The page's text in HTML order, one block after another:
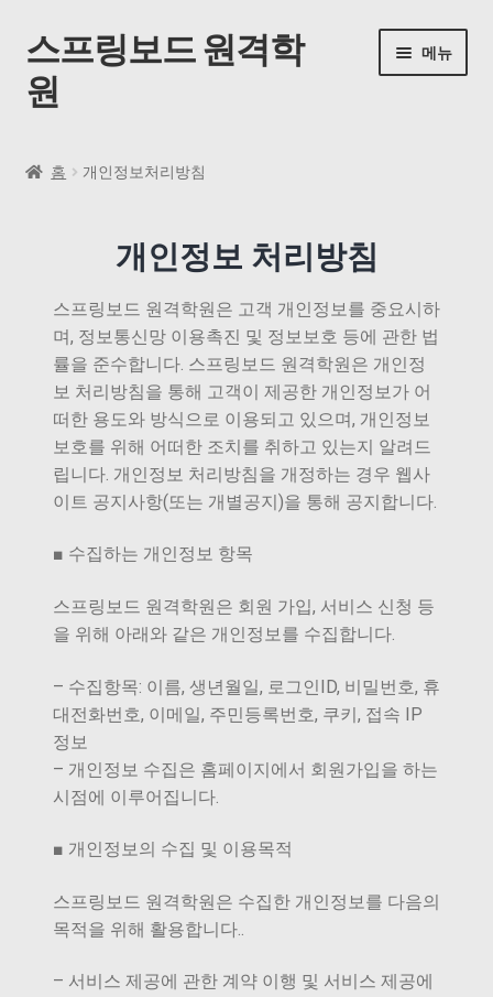
스프링보드 원격학
원
메뉴
내 강의실
자주 묻는 질문
공지사항
홈 개인정보처리방침
개인정보 처리방침
스프링보드 원격학원은 고객 개인정보를 중요시하
며, 정보통신망 이용촉진 및 정보보호 등에 관한 법
률을 준수합니다. 스프링보드 원격학원은 개인정
보 처리방침을 통해 고객이 제공한 개인정보가 어
떠한 용도와 방식으로 이용되고 있으며, 개인정보
보호를 위해 어떠한 조치를 취하고 있는지 알려드
립니다. 개인정보 처리방침을 개정하는 경우 웹사
이트 공지사항(또는 개별공지)을 통해 공지합니다.
■ 수집하는 개인정보 항목
스프링보드 원격학원은 회원 가입, 서비스 신청 등
을 위해 아래와 같은 개인정보를 수집합니다.
– 수집항목: 이름, 생년월일, 로그인ID, 비밀번호, 휴
대전화번호, 이메일, 주민등록번호, 쿠키, 접속 IP
정보
– 개인정보 수집은 홈페이지에서 회원가입을 하는
시점에 이루어집니다.
■ 개인정보의 수집 및 이용목적
스프링보드 원격학원은 수집한 개인정보를 다음의
목적을 위해 활용합니다..
– 서비스 제공에 관한 계약 이행 및 서비스 제공에